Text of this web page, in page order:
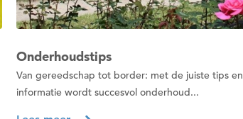
Onderhoudstips
Van gereedschap tot border: met de juiste tips en
informatie wordt succesvol onderhoud...